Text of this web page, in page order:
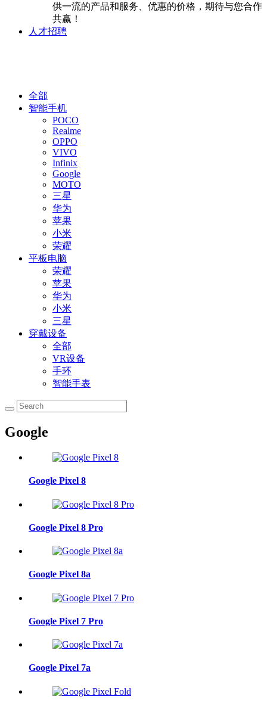
供一流的产品和服务、优惠的价格，期待与您合作
共赢！
人才招聘
全部
智能手机
POCO
Realme
OPPO
VIVO
Infinix
Google
MOTO
三星
华为
苹果
小米
荣耀
平板电脑
荣耀
苹果
华为
小米
三星
穿戴设备
全部
VR设备
手环
智能手表
Google
Google Pixel 8
Google Pixel 8 Pro
Google Pixel 8a
Google Pixel 7 Pro
Google Pixel 7a